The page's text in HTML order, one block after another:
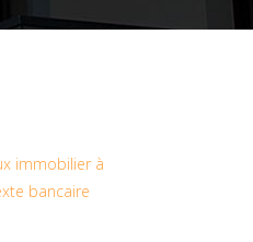
immobilier à
bancaire